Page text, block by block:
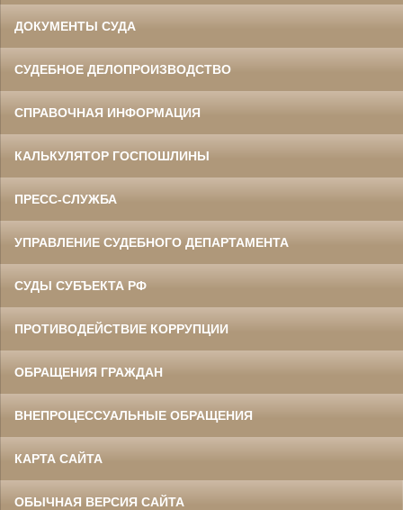
ДОКУМЕНТЫ СУДА
СУДЕБНОЕ ДЕЛОПРОИЗВОДСТВО
СПРАВОЧНАЯ ИНФОРМАЦИЯ
КАЛЬКУЛЯТОР ГОСПОШЛИНЫ
ПРЕСС-СЛУЖБА
УПРАВЛЕНИЕ СУДЕБНОГО ДЕПАРТАМЕНТА
СУДЫ СУБЪЕКТА РФ
ПРОТИВОДЕЙСТВИЕ КОРРУПЦИИ
ОБРАЩЕНИЯ ГРАЖДАН
ВНЕПРОЦЕССУАЛЬНЫЕ ОБРАЩЕНИЯ
КАРТА САЙТА
ОБЫЧНАЯ ВЕРСИЯ САЙТА